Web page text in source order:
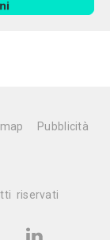
Pubblicità
riservati